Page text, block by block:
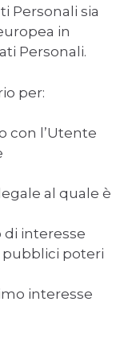
Personali sia
in
Personali.
per:
con l’Utente
al quale è
di interesse
pubblici poteri
interesse